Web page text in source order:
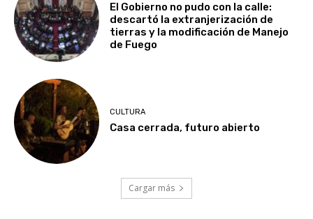
El Gobierno no pudo con la calle:
descartó la extranjerización de
tierras y la modificación de Manejo
de Fuego
CULTURA
Casa cerrada, futuro abierto
Cargar más